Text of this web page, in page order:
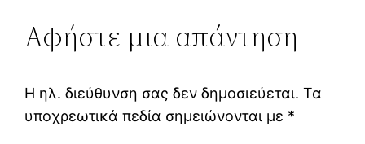
Αφήστε μια απάντηση
Η ηλ. διεύθυνση σας δεν δημοσιεύεται. Τα
υποχρεωτικά πεδία σημειώνονται με *